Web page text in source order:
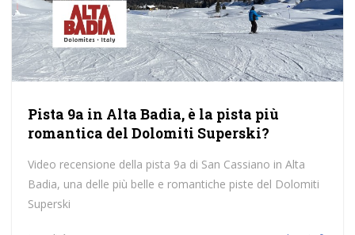
Pista 9a in Alta Badia, è la pista più
romantica del Dolomiti Superski?
Video recensione della pista 9a di San Cassiano in Alta
Badia, una delle più belle e romantiche piste del Dolomiti
Superski